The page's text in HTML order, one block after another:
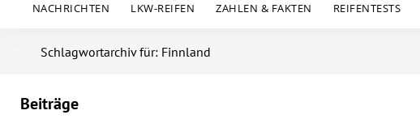
NACHRICHTEN LKW-REIFEN ZAHLEN & FAKTEN REIFENTESTS
Schlagwortarchiv für: Finnland
Beiträge